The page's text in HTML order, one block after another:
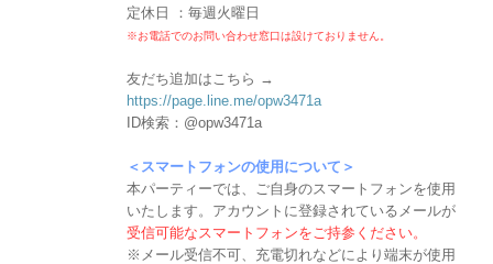
定休日 ：毎週火曜日
※お電話でのお問い合わせ窓口は設けておりません。
友だち追加はこちら →
https://page.line.me/opw3471a
ID検索：@opw3471a
＜スマートフォンの使用について＞
本パーティーでは、ご自身のスマートフォンを使用
いたします。アカウントに登録されているメールが
受信可能なスマートフォンをご持参ください。
※メール受信不可、充電切れなどにより端末が使用